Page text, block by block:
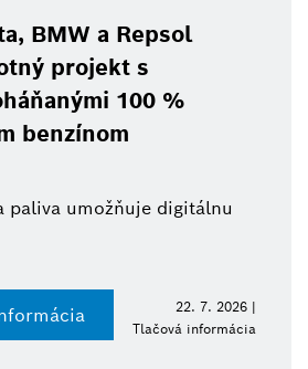
BMW a Repsol
projekt s
100 %
benzínom
paliva umožňuje digitálnu
22. 7. 2026 |
Tlačová informácia